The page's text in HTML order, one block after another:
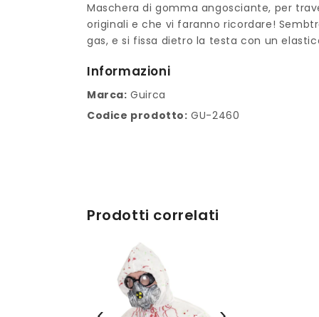
Maschera di gomma angosciante, per
originali e che vi faranno ricordare!
gas, e si fissa dietro la testa con un
Informazioni
Marca: Guirca
Codice prodotto: GU-2460
Prodotti correlati